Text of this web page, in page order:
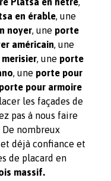
en érable , une
noyer, une porte
américain , une
, une porte
, une porte pour
porte pour armoire
les façades de
pas à nous faire
nombreux
déjà confiance et
de placard en
massif.